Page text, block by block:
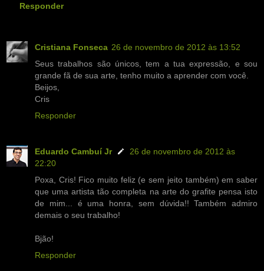
Responder
Cristiana Fonseca 26 de novembro de 2012 às 13:52
Seus trabalhos são únicos, tem a tua expressão, e sou
grande fã de sua arte, tenho muito a aprender com você.
Beijos,
Cris
Responder
Eduardo Cambuí Jr
26 de novembro de 2012 às
22:20
Poxa, Cris! Fico muito feliz (e sem jeito também) em saber
que uma artista tão completa na arte do grafite pensa isto
de mim... é uma honra, sem dúvida!! Também admiro
demais o seu trabalho!
Bjão!
Responder